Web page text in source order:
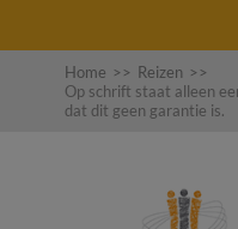
Home >> Reizen >>
Op schrift staat alleen
dat dit geen garantie is.